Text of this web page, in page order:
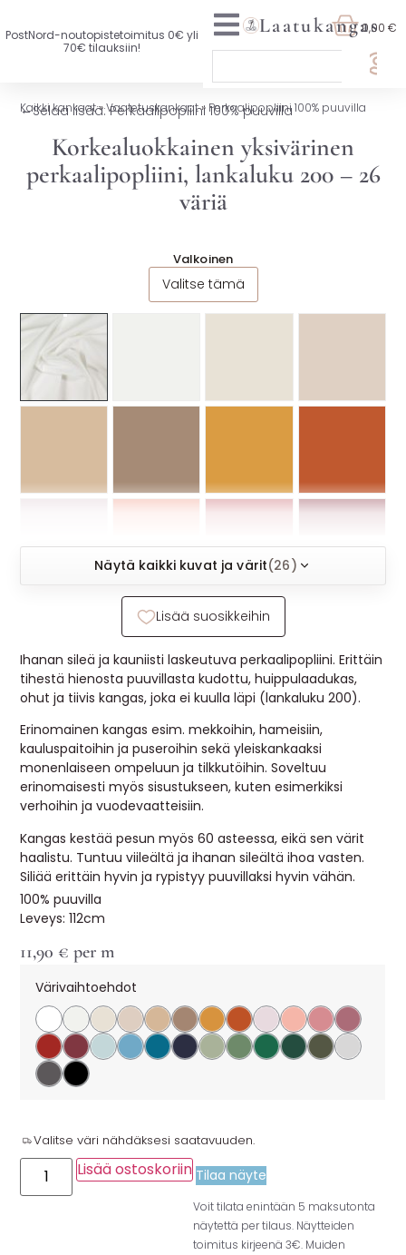
PostNord-noutopistetoimitus 0€ yli
70€ tilauksiin!
UUTTA VALIKOIMASSA
KAIKKI KANKAAT
LISENSOIDUT KANKAAT
KANKAAT A-Ö
USEIN KYSYTTYÄ
OTA YHTEYTTÄ
Laatukangas0,00 €
Kaikki kankaat»Vaatetuskankaat» Perkaalipopliini 100% puuvilla
←Selaa lisää: Perkaalipopliini 100% puuvilla
Korkealuokkainen yksivärinen
perkaalipopliini, lankaluku 200 – 26
väriä
Ihanan sileä ja kauniisti laskeutuva perkaalipopliini. Erittäin
tihestä hienosta puuvillasta kudottu, huippulaadukas,
ohut ja tiivis kangas, joka ei kuulla läpi (lankaluku 200).
Erinomainen kangas esim. mekkoihin, hameisiin,
kauluspaitoihin ja puseroihin sekä yleiskankaaksi
monenlaiseen ompeluun ja tilkkutöihin. Soveltuu
erinomaisesti myös sisustukseen, kuten esimerkiksi
verhoihin ja vuodevaatteisiin.
Kangas kestää pesun myös 60 asteessa, eikä sen värit
haalistu. Tuntuu viileältä ja ihanan sileältä ihoa vasten.
Siliää erittäin hyvin ja rypistyy puuvillaksi hyvin vähän.
100% puuvilla
Leveys: 112cm
11,90 € per m
Värivaihtoehdot
Valitse väri nähdäksesi saatavuuden.
Lisää ostoskoriin Tilaa näyte
Voit tilata enintään 5 maksutonta
näytettä per tilaus. Näytteiden
toimitus kirjeenä 3€. Muiden
Valkoinen
Valitse tämä
Näytä kaikki kuvat ja värit(26)
Lisää suosikkeihin